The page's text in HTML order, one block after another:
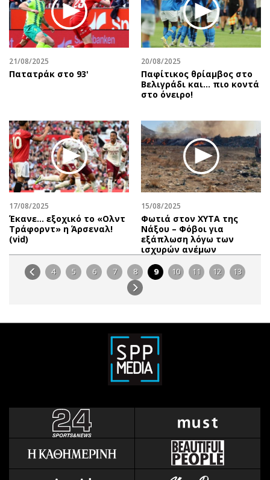
21/08/2025
Πατατράκ στο 93'
20/08/2025
Παφίτικος θρίαμβος στο
Βελιγράδι και... πιο κοντά
στο όνειρο!
17/08/2025
Έκανε… εξοχικό το «Ολντ
Τράφορντ» η Άρσεναλ!
(vid)
15/08/2025
Φωτιά στον ΧΥΤΑ της
Νάξου – Φόβοι για
εξάπλωση λόγω των
ισχυρών ανέμων
4 5 6 7 8 9 10 11 12 13